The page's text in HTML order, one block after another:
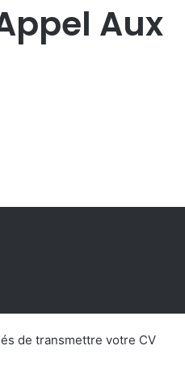
Aux
de transmettre votre CV